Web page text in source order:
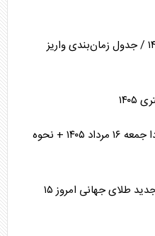
تغییر زمان واریز کالابرگ مرداد ۱۴۰۵ / جدول زمان‌بندی واریز
جدول قطعی برق استان فارس فردا جمعه ۱۶ مرداد ۱۴۰۵ + نحوه
قیمت طلا رکورد شکست/ قیمت جدید طلای جهانی امروز ۱۵